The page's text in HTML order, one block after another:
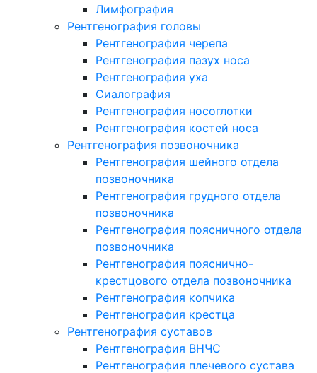
Лимфография
Рентгенография головы
Рентгенография черепа
Рентгенография пазух носа
Рентгенография уха
Сиалография
Рентгенография носоглотки
Рентгенография костей носа
Рентгенография позвоночника
Рентгенография шейного отдела
позвоночника
Рентгенография грудного отдела
позвоночника
Рентгенография поясничного отдела
позвоночника
Рентгенография пояснично-
крестцового отдела позвоночника
Рентгенография копчика
Рентгенография крестца
Рентгенография суставов
Рентгенография ВНЧС
Рентгенография плечевого сустава